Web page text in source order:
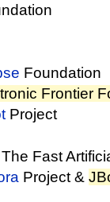
Foundation
Frontier
Project
Fast
Project &